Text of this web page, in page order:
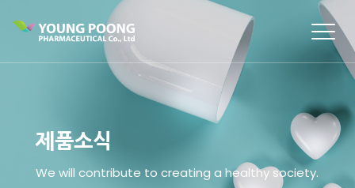
제품소식
We will contribute to creating a healthy society.